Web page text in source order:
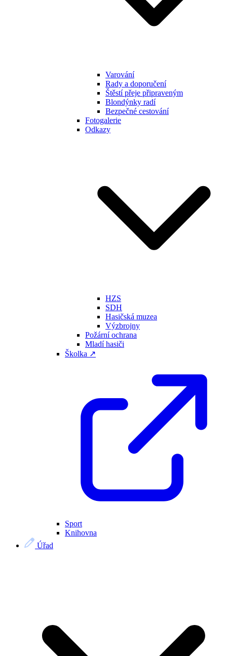
Varování
Rady a doporučení
Štěstí přeje připraveným
Blondýnky radí
Bezpečné cestování
Fotogalerie
Odkazy
HZS
SDH
Hasičská muzea
Výzbrojny
Požární ochrana
Mladí hasiči
Školka ↗
Sport
Knihovna
Úřad